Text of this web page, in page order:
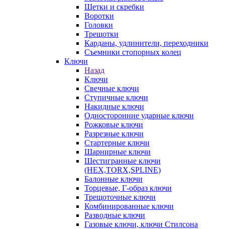
Щетки и скребки
Воротки
Головки
Трещотки
Карданы, удлинители, переходники
Съемники стопорных колец
Ключи
Назад
Ключи
Свечные ключи
Ступичные ключи
Накидные ключи
Односторонние ударные ключи
Рожковые ключи
Разрезные ключи
Стартерные ключи
Шарнирные ключи
Шестигранные ключи
(HEX,TORX,SPLINE)
Балонные ключи
Торцевые, Г-образ ключи
Трещоточные ключи
Комбинированные ключи
Разводные ключи
Газовые ключи, ключи Стилсона